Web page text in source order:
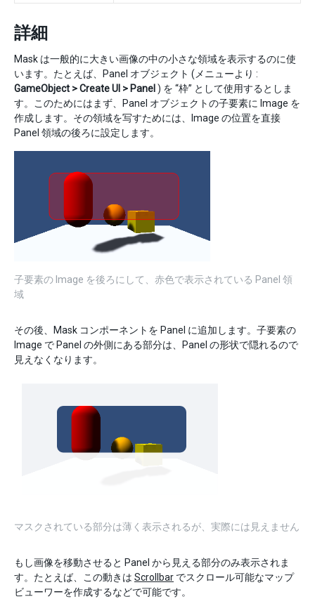
詳細
Mask は一般的に大きい画像の中の小さな領域を表示するのに使
います。たとえば、Panel オブジェクト (メニューより :
GameObject > Create UI > Panel ) を “枠” として使用するとしま
す。このためにはまず、Panel オブジェクトの子要素に Image を
作成します。その領域を写すためには、Image の位置を直接
Panel 領域の後ろに設定します。
子要素の Image を後ろにして、赤色で表示されている Panel 領
域
その後、Mask コンポーネントを Panel に追加します。子要素の
Image で Panel の外側にある部分は、Panel の形状で隠れるので
見えなくなります。
マスクされている部分は薄く表示されるが、実際には見えません
もし画像を移動させると Panel から見える部分のみ表示されま
す。たとえば、この動きは Scrollbar でスクロール可能なマップ
ビューワーを作成するなどで可能です。